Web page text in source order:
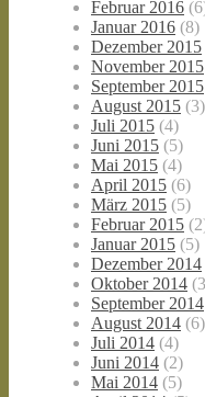
Februar 2016
Januar 2016 (8)
Dezember 2015
November 2015
September 2015
August 2015 (3)
Juli 2015 (4)
Juni 2015 (5)
Mai 2015 (4)
April 2015 (6)
März 2015 (5)
Februar 2015
Januar 2015 (5)
Dezember 2014
Oktober 2014
September 2014
August 2014 (6)
Juli 2014 (4)
Juni 2014 (2)
Mai 2014 (5)